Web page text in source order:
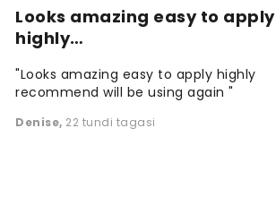
Looks amazing easy to apply
highly…
"Looks amazing easy to apply highly
recommend will be using again "
Denise, 22 tundi tagasi